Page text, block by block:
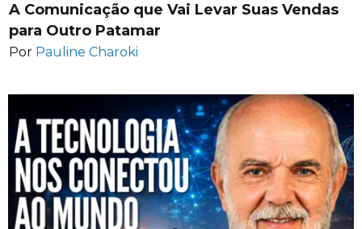
A Comunicação que Vai Levar Suas Vendas
para Outro Patamar
Por Pauline Charoki